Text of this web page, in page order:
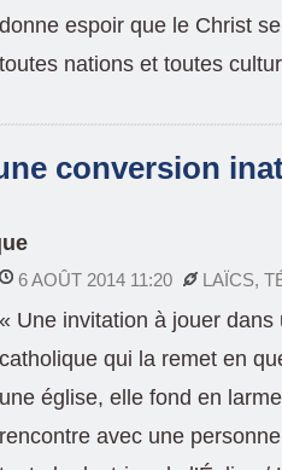
donne espoir que le Christ
toutes nations et toutes
conversion
6 AOÛT 2014 11:20 LAÏCS,
« Une invitation à jouer
catholique qui la remet en
une église, elle fond en
rencontre avec une